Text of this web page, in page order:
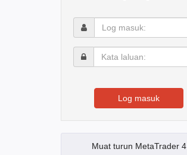
Log
masuk:
Kata
laluan:
Log masuk
Muat turun MetaTrader 4